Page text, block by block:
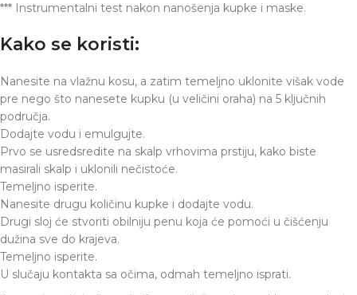
*** Instrumentalni test nakon nanošenja kupke i maske.
Kako se koristi:
Nanesite na vlažnu kosu, a zatim temeljno uklonite višak vode
pre nego što nanesete kupku (u veličini oraha) na 5 ključnih
područja.
Dodajte vodu i emulgujte.
Prvo se usredsredite na skalp vrhovima prstiju, kako biste
masirali skalp i uklonili nečistoće.
Temeljno isperite.
Nanesite drugu količinu kupke i dodajte vodu.
Drugi sloj će stvoriti obilniju penu koja će pomoći u čišćenju
dužina sve do krajeva.
Temeljno isperite.
U slučaju kontakta sa očima, odmah temeljno isprati.